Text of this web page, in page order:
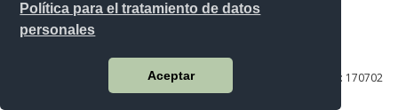
Política para el tratamiento de datos
personales
Aceptar
Av. Lira Ňan entre Amaru Ňan y Quitumbe Ñan
Plataforma Gubernamental de Desarrollo Social | Código Postal: 170702
| Quito - Ecuador